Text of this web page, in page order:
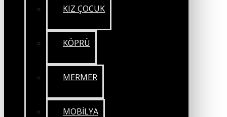
KIZ ÇOCUK
KÖPRÜ
MERMER
MOBİLYA